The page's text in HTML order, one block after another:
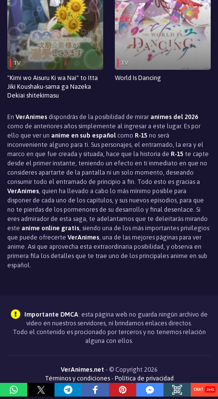
TV
"Kimi wo Aisuru Ki wa Nai" to Itta
Jiki Koushaku-sama ga Nazeka
Dekiai shitekimasu
TV
World Is Dancing
En VerAnimes dispondrás de la posibilidad de mirar animes del 2026
como de anteriores años simplemente al ingresar a este lugar. Es por
ello que ver un anime en sub español como R-15 no será
inconveniente alguno para ti. Sus personajes, el entramado, la era y el
marco en que fue creada y situada, hace que la historia de R-15 te capte
desde el primer instante, teniendo un efecto en ti inmediato en que no
consideres apartarte de la pantalla ni un solo momento, deseando
consumir todo el entramado de principio a fin. Todo esto es gracias a
VerAnimes , quien ha llevado a cabo lo más mínimo posible para
disponer de cada uno de los capítulos, y sus nuevos episodios, para que
no te pierdas de los pormenores de su desarrollo y final desenlace. Si
eres admirador de esta saga, te adelantamos que te deleitarás mirando
este anime online gratis , siendo una de los más importantes privilegios
que puede ofrecerte VerAnimes , una de las mejores páginas para ver
anime. Así que aprovecha esta extraordinaria posibilidad, y observa en
primera fila los detalles que te trae uno de los principales anime en sub
español.
Importante DMCA: esta página web no guarda ningún archivo de
video en nuestros servidores, ni brindamos enlaces directos.
Todo el contenido es procionado por terceros y no tenemos relación
alguna con ellos.
VerAnimes.net - © Copyright 2026
Términos y condiciones- Política de privacidad
2641